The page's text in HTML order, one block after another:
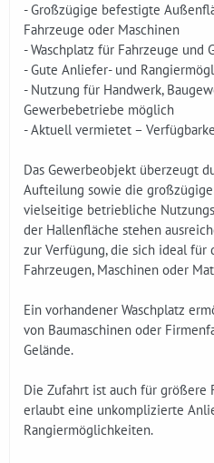
- Großzügige befestigte
Fahrzeuge oder Maschinen
- Waschplatz für Fahrzeuge und
- Gute Anliefer- und
- Nutzung für Handwerk,
Gewerbebetriebe möglich
- Aktuell vermietet –
Das Gewerbeobjekt überzeugt
Aufteilung sowie die
vielseitige betriebliche
der Hallenfläche stehen
zur Verfügung, die sich ideal für
Fahrzeugen, Maschinen oder
Ein vorhandener Waschplatz
von Baumaschinen oder
Gelände.
Die Zufahrt ist auch für größere
erlaubt eine unkomplizierte
Rangiermöglichkeiten.